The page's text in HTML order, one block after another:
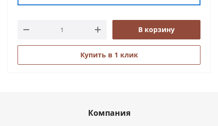
В корзину
Купить в 1 клик
Компания